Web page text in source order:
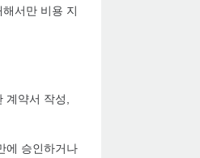
서만 비용 지
약서 작성,
에 승인하거나